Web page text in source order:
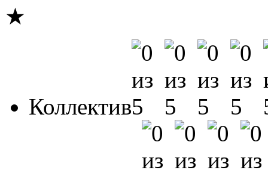
★
Коллектив